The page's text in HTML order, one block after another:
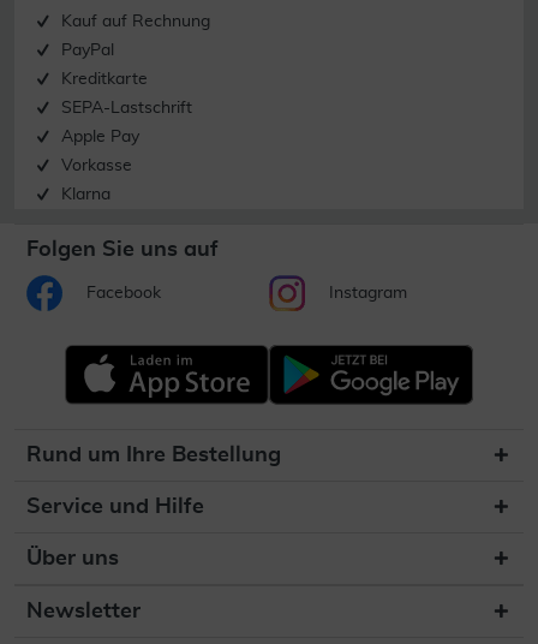
Kauf auf Rechnung
PayPal
Kreditkarte
SEPA-Lastschrift
Apple Pay
Vorkasse
Klarna
Folgen Sie uns auf
Facebook Instagram
Rund um Ihre Bestellung
Service und Hilfe
Über uns
Newsletter